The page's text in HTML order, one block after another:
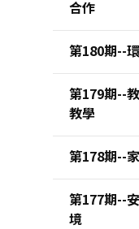
合作
第180期--
第179期--
教學
第178期--
第177期--
境